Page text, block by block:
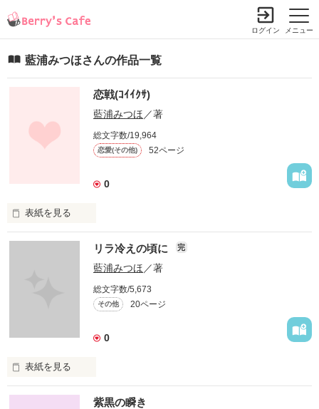
メニュー
ログイン
藍浦みつほさんの作品一覧
恋戦(ｺｲｲｸｻ)
藍浦みつほ ／著
総文字数/19,964
恋愛(その他) 52ページ
0
表紙を見る
出会いは最悪
ただの無愛想男じゃない
気になる男は男前の……！？
リラ冷えの頃に 完
藍浦みつほ ／著
総文字数/5,673
その他 20ページ
0
表紙を見る
想う気持ち
紫黒の瞬き